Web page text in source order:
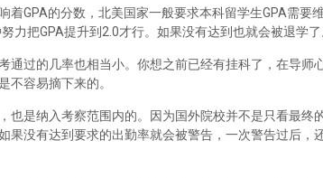
GPA的分数，北美国家一般要求本科留学生GPA需要
力把GPA提升到2.0才行。如果没有达到也就会被退学了
过的几率也相当小。你想之前已经有挂科了，在导师
不容易摘下来的。
也是纳入考察范围内的。因为国外院校并不是只看最终
没有达到要求的出勤率就会被警告，一次警告过后，